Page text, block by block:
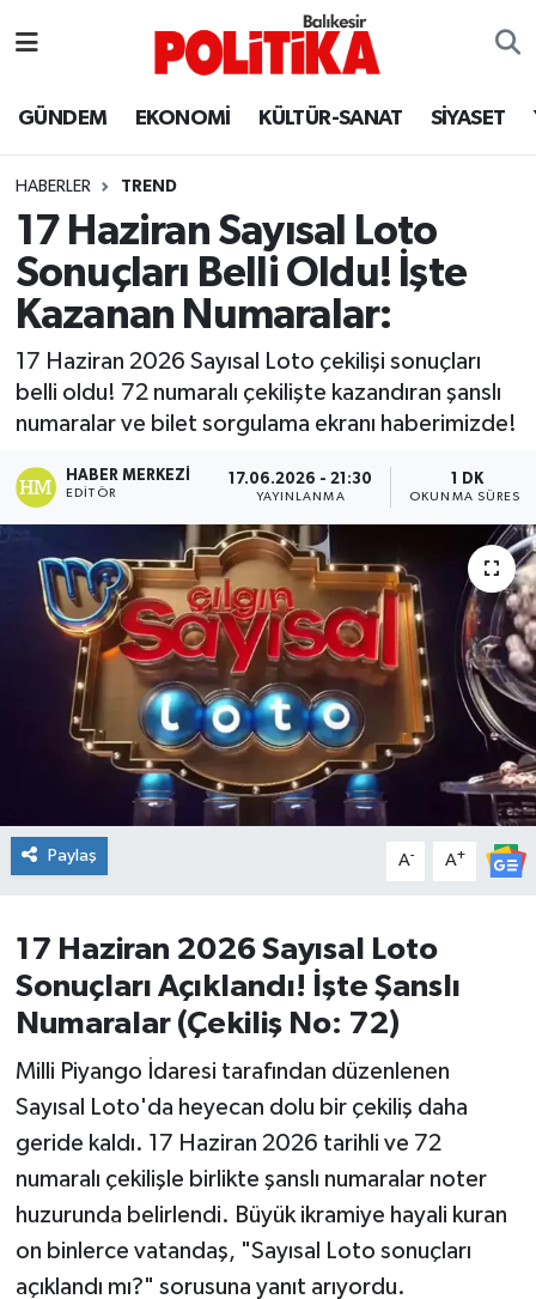
GÜNDEM EKONOMİ KÜLTÜR-SANAT SİYASET
HABERLER TREND
17 Haziran Sayısal Loto
Sonuçları Belli Oldu! İşte
Kazanan Numaralar:
17 Haziran 2026 Sayısal Loto çekilişi sonuçları
belli oldu! 72 numaralı çekilişte kazandıran şanslı
numaralar ve bilet sorgulama ekranı haberimizde!
HABER MERKEZI
EDITÖR
17.06.2026 - 21:30
YAYINLANMA
1 DK
OKUNMA SÜRESI
Paylaş A- A+
17 Haziran 2026 Sayısal Loto
Sonuçları Açıklandı! İşte Şanslı
Numaralar (Çekiliş No: 72)
Milli Piyango İdaresi tarafından düzenlenen
Sayısal Loto'da heyecan dolu bir çekiliş daha
geride kaldı. 17 Haziran 2026 tarihli ve 72
numaralı çekilişle birlikte şanslı numaralar noter
huzurunda belirlendi. Büyük ikramiye hayali kuran
on binlerce vatandaş, "Sayısal Loto sonuçları
açıklandı mı?" sorusuna yanıt arıyordu.
Ayvalık
Balya
Bandırma
Bigadiç
BİYOGRAFİLER
DÜNYA
Dursunbey
Edremit
EĞİTİM
EKONOMİ
Gömeç
Gönen
Havran
KENT GÜNDEMİ
Kepsut
Balıkesir Hava Durumu
Balıkesir Namaz Vakitleri
Balıkesir Trafik Yoğunluk Haritası
Süper Lig Puan Durumu ve Fikstür
Tüm Manşetler